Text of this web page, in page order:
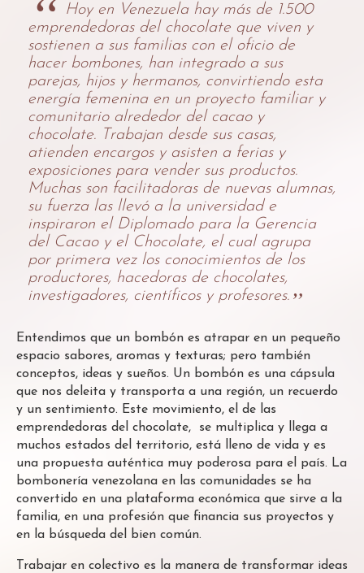
Hoy en Venezuela hay más de 1.500
emprendedoras del chocolate que viven y
sostienen a sus familias con el oficio de
hacer bombones, han integrado a sus
parejas, hijos y hermanos, convirtiendo esta
energía femenina en un proyecto familiar y
comunitario alrededor del cacao y
chocolate. Trabajan desde sus casas,
atienden encargos y asisten a ferias y
exposiciones para vender sus productos.
Muchas son facilitadoras de nuevas alumnas,
su fuerza las llevó a la universidad e
inspiraron el Diplomado para la Gerencia
del Cacao y el Chocolate, el cual agrupa
por primera vez los conocimientos de los
productores, hacedoras de chocolates,
investigadores, científicos y profesores.
Entendimos que un bombón es atrapar en un pequeño
espacio sabores, aromas y texturas; pero también
conceptos, ideas y sueños. Un bombón es una cápsula
que nos deleita y transporta a una región, un recuerdo
y un sentimiento. Este movimiento, el de las
emprendedoras del chocolate, se multiplica y llega a
muchos estados del territorio, está lleno de vida y es
una propuesta auténtica muy poderosa para el país. La
bombonería venezolana en las comunidades se ha
convertido en una plataforma económica que sirve a la
familia, en una profesión que financia sus proyectos y
en la búsqueda del bien común.
Trabajar en colectivo es la manera de transformar ideas